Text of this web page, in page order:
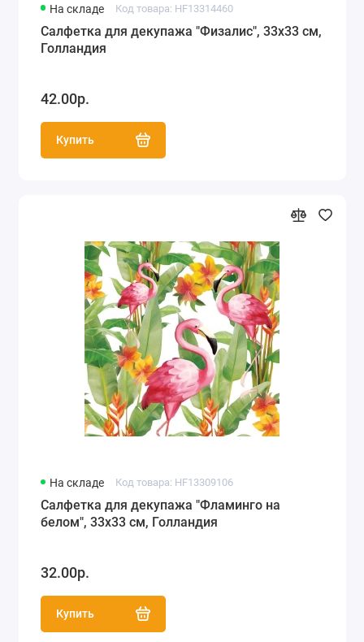
На складе Код товара: HF13314460
Салфетка для декупажа "Физалис", 33х33 см,
Голландия
42.00р.
Купить
На складе Код товара: HF13309106
Салфетка для декупажа "Фламинго на
белом", 33х33 см, Голландия
32.00р.
Купить